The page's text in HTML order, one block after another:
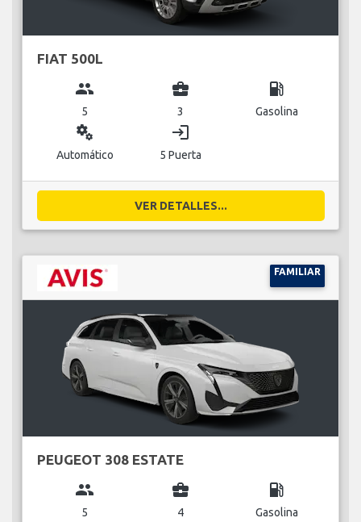
FIAT 500L
group
5
business_center
3
local_gas_station
Gasolina
miscellaneous_services
Automático
login
5 Puerta
VER DETALLES...
FAMILIAR
PEUGEOT 308 ESTATE
group
5
business_center
4
local_gas_station
Gasolina